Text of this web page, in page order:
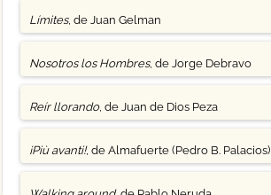
Límites, de Juan Gelman
Nosotros los Hombres, de Jorge Debravo
Reír llorando, de Juan de Dios Peza
¡Più avanti!, de Almafuerte (Pedro B. Palacios)